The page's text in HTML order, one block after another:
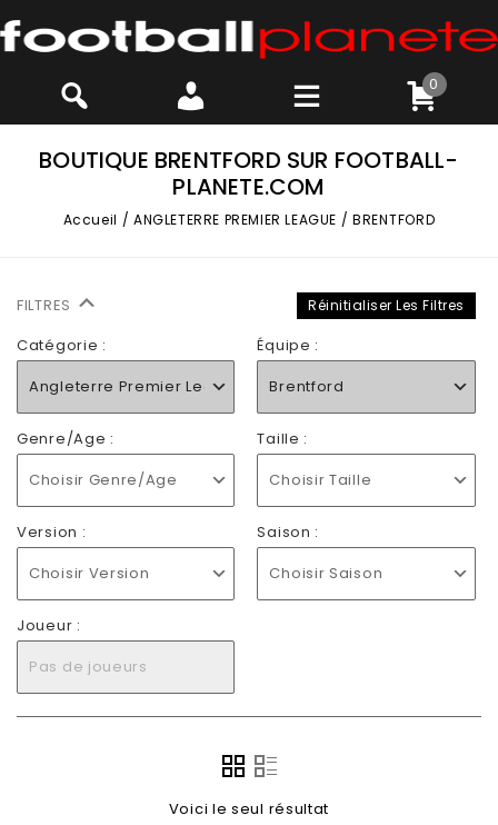
0
BOUTIQUE BRENTFORD SUR FOOTBALL-
PLANETE.COM
Accueil / ANGLETERRE PREMIER LEAGUE /BRENTFORD
FILTRES Réinitialiser Les Filtres
Catégorie :
Angleterre Premier League
Équipe :
Brentford
Genre/Age :
Choisir Genre/Age
Taille :
Choisir Taille
Version :
Choisir Version
Saison :
Choisir Saison
Joueur :
Pas de joueurs
Voici le seul résultat